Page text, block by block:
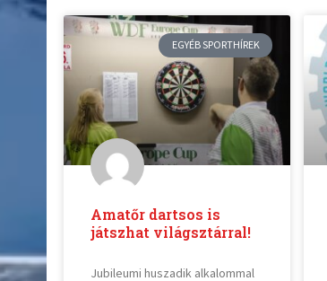
EGYÉB SPORTHÍREK
Amatőr dartsos is
játszhat világsztárral!
Jubileumi huszadik alkalommal